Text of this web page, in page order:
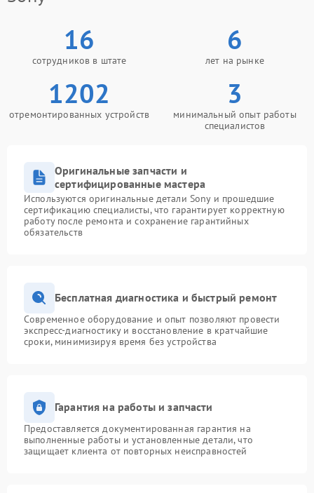
16
сотрудников в штате
6
лет на рынке
1202
отремонтированных устройств
3
минимальный опыт работы
специалистов
Оригинальные запчасти и
сертифицированные мастера
Используются оригинальные детали Sony и прошедшие
сертификацию специалисты, что гарантирует корректную
работу после ремонта и сохранение гарантийных
обязательств
Бесплатная диагностика и быстрый ремонт
Современное оборудование и опыт позволяют провести
экспресс-диагностику и восстановление в кратчайшие
сроки, минимизируя время без устройства
Гарантия на работы и запчасти
Предоставляется документированная гарантия на
выполненные работы и установленные детали, что
защищает клиента от повторных неисправностей